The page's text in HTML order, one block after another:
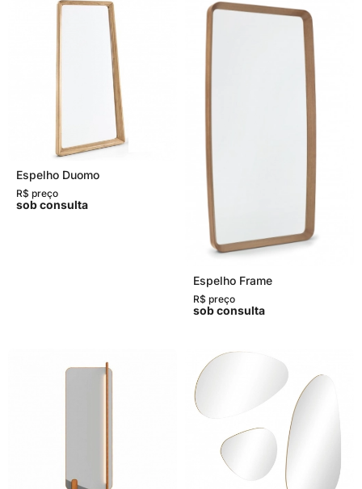
Espelho Duomo
R$ preço
sob consulta
Espelho Frame
R$ preço
sob consulta